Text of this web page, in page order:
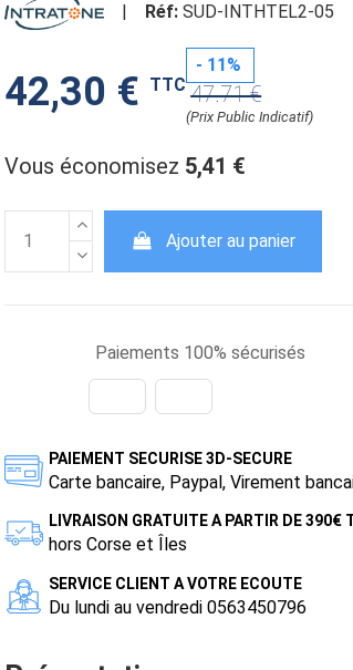
| Réf: SUD-INTHTEL2-05
42,30 € TTC
- 11%
47.71 €
(Prix Public Indicatif)
Vous économisez 5,41 €
Ajouter au panier
Paiements 100% sécurisés
PAIEMENT SECURISE 3D-SECURE
Carte bancaire, Paypal, Virement
LIVRAISON GRATUITE A PARTIR DE 390€
hors Corse et Îles
SERVICE CLIENT A VOTRE ECOUTE
Du lundi au vendredi 0563450796